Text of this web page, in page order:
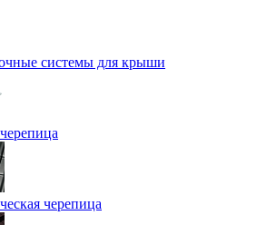
системы для крыши
черепица